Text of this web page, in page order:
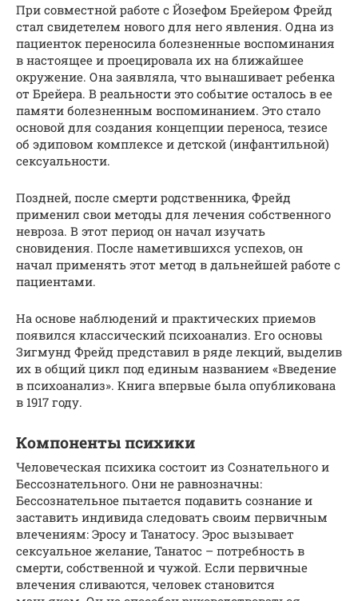
При совместной работе с Йозефом Брейером Фрейд
стал свидетелем нового для него явления. Одна из
пациенток переносила болезненные воспоминания
в настоящее и проецировала их на ближайшее
окружение. Она заявляла, что вынашивает ребенка
от Брейера. В реальности это событие осталось в ее
памяти болезненным воспоминанием. Это стало
основой для создания концепции переноса, тезисе
об эдиповом комплексе и детской (инфантильной)
сексуальности.
Поздней, после смерти родственника, Фрейд
применил свои методы для лечения собственного
невроза. В этот период он начал изучать
сновидения. После наметившихся успехов, он
начал применять этот метод в дальнейшей работе с
пациентами.
На основе наблюдений и практических приемов
появился классический психоанализ. Его основы
Зигмунд Фрейд представил в ряде лекций, выделив
их в общий цикл под единым названием «Введение
в психоанализ». Книга впервые была опубликована
в 1917 году.
Компоненты психики
Человеческая психика состоит из Сознательного и
Бессознательного. Они не равнозначны:
Бессознательное пытается подавить сознание и
заставить индивида следовать своим первичным
влечениям: Эросу и Танатосу. Эрос вызывает
сексуальное желание, Танатос – потребность в
смерти, собственной и чужой. Если первичные
влечения сливаются, человек становится